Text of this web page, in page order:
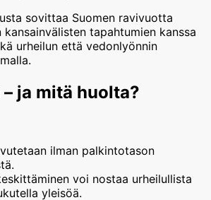
sovittaa Suomen ravivuotta
kansainvälisten tapahtumien kanssa
urheilun että vedonlyönnin
ja mitä huolta?
ilman palkintotason
voi nostaa urheilullista
yleisöä.